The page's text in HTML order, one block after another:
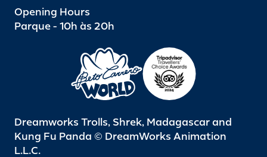
Opening Hours
Parque - 10h às 20h
Dreamworks Trolls, Shrek, Madagascar and
Kung Fu Panda © DreamWorks Animation
L.L.C.